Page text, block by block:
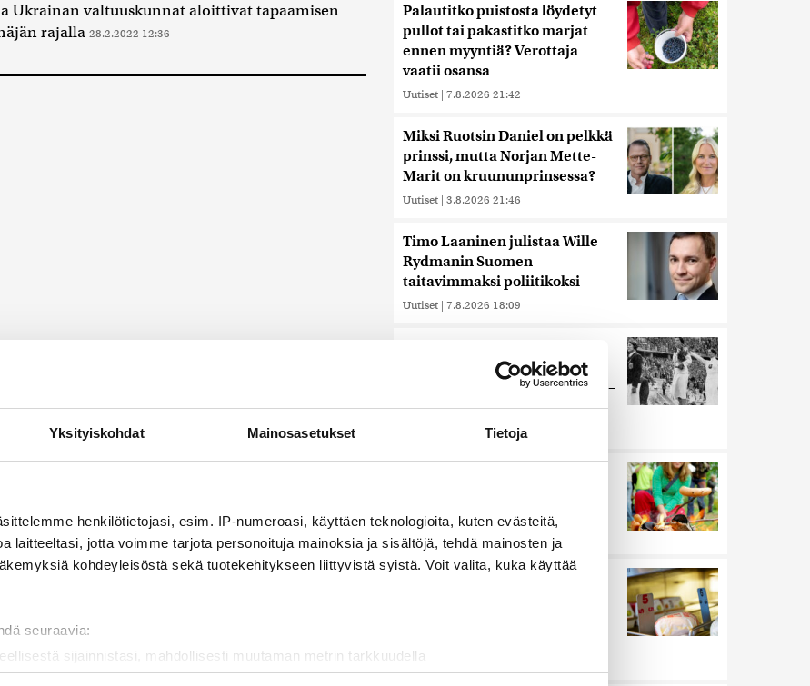
Yksityiskohdat Mainosasetukset Tietoja
henkilötietojasi, esim. IP-numeroasi, käyttäen teknologioita, kuten evästeitä,
laitteeltasi, jotta voimme tarjota personoituja mainoksia ja sisältöjä, tehdä mainosten ja
kohdeyleisöstä sekä tuotekehitykseen liittyvistä syistä. Voit valita, kuka käyttää
seuraavia:
sijainnistasi, mahdollisesti muutaman metrin tarkkuudella
sen ominaispiirteitä aktiivisesti (sormenjäljen muodostaminen)
Ukrainan valtuuskunnat aloittivat tapaamisen
rajalla 28.2.2022 12:36
Palautitko puistosta löydetyt
pullot tai pakastitko marjat
ennen myyntiä? Verottaja
vaatii osansa
Uutiset | 7.8.2026 21:42
Miksi Ruotsin Daniel on pelkkä
prinssi, mutta Norjan Mette-
Marit on kruununprinsessa?
Uutiset | 3.8.2026 21:46
Timo Laaninen julistaa Wille
Rydmanin Suomen
taitavimmaksi poliitikoksi
Uutiset | 7.8.2026 18:09
natseille mitalin ja kohotti
kätensä Hitler-tervehdykseen –
Miksi ihmeessä?
6.8.2026 21:31
”Hittitrendi”
Uutiset 5.8.2026 21:21
Nämä ihmiset sairastuvat